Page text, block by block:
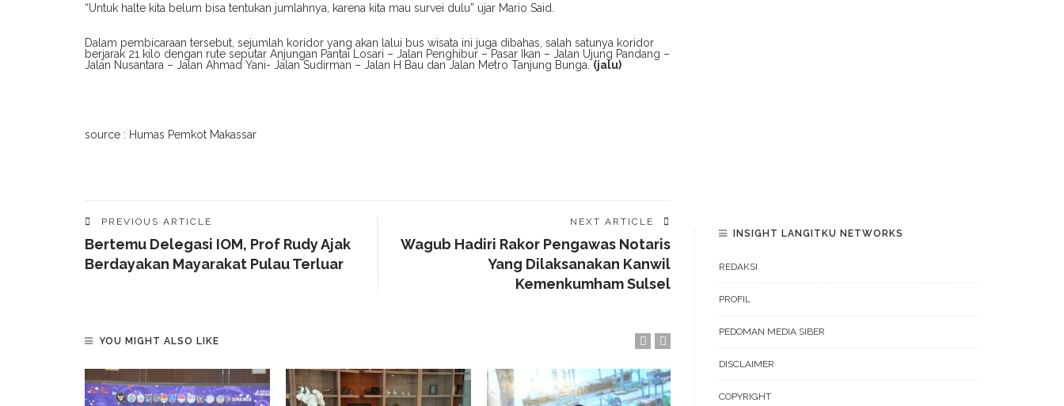
“Untuk halte kita belum bisa tentukan jumlahnya, karena kita mau survei dulu” ujar Mario Said.
Dalam pembicaraan tersebut, sejumlah koridor yang akan lalui bus wisata ini juga dibahas, salah satunya koridor
berjarak 21 kilo dengan rute seputar Anjungan Pantai Losari – Jalan Penghibur – Pasar Ikan – Jalan Ujung Pandang –
Jalan Nusantara – Jalan Ahmad Yani- Jalan Sudirman – Jalan H Bau dan Jalan Metro Tanjung Bunga. (jalu)
source : Humas Pemkot Makassar
PREVIOUS ARTICLE
Bertemu Delegasi IOM, Prof Rudy Ajak
Berdayakan Mayarakat Pulau Terluar
NEXT ARTICLE
Wagub Hadiri Rakor Pengawas Notaris
Yang Dilaksanakan Kanwil
Kemenkumham Sulsel
YOU MIGHT ALSO LIKE
INSIGHT LANGITKU NETWORKS
REDAKSI
PROFIL
PEDOMAN MEDIA SIBER
DISCLAIMER
COPYRIGHT